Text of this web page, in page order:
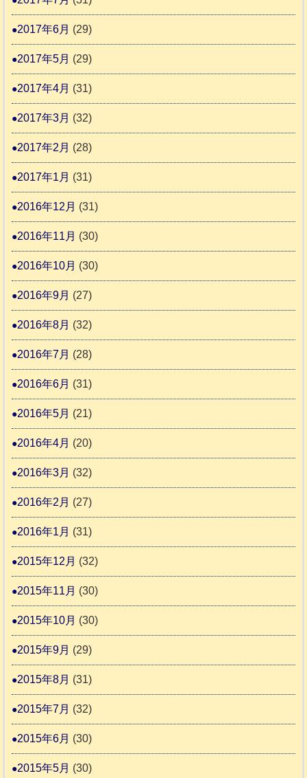
2017年6月 (29)
2017年5月 (29)
2017年4月 (31)
2017年3月 (32)
2017年2月 (28)
2017年1月 (31)
2016年12月 (31)
2016年11月 (30)
2016年10月 (30)
2016年9月 (27)
2016年8月 (32)
2016年7月 (28)
2016年6月 (31)
2016年5月 (21)
2016年4月 (20)
2016年3月 (32)
2016年2月 (27)
2016年1月 (31)
2015年12月 (32)
2015年11月 (30)
2015年10月 (30)
2015年9月 (29)
2015年8月 (31)
2015年7月 (32)
2015年6月 (30)
2015年5月 (30)